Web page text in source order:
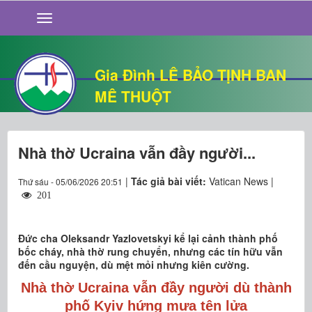
Gia Đình LÊ BẢO TỊNH BAN
MÊ THUỘT
GIỚI THIỆU
TIN TỨC
SỐNG ĐẠO
CHUYỆN NHÀ
QUÁN VĂN
THƯ GIÃN
Nhà thờ Ucraina vẫn đầy người...
Thứ sáu - 05/06/2026 20:51 | Tác giả bài viết: Vatican News |
201
Đức cha Oleksandr Yazlovetskyi kể lại cảnh thành phố
bốc cháy, nhà thờ rung chuyển, nhưng các tín hữu vẫn
đến cầu nguyện, dù mệt mỏi nhưng kiên cường.
Nhà thờ Ucraina vẫn đầy người dù thành
phố Kyiv hứng mưa tên lửa